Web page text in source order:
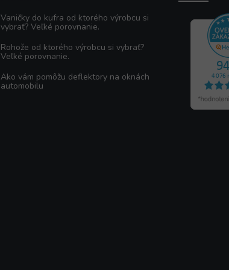
Vaničky do kufra od ktorého výrobcu si
vybrať? Veľké porovnanie.
Rohože od ktorého výrobcu si vybrať?
Veľké porovnanie.
Ako vám pomôžu deflektory na oknách
automobilu